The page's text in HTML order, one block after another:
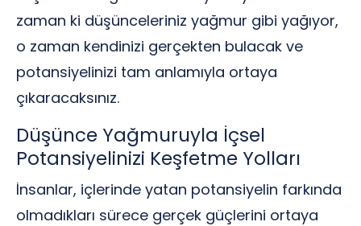
zaman ki düşünceleriniz yağmur gibi yağıyor,
o zaman kendinizi gerçekten bulacak ve
potansiyelinizi tam anlamıyla ortaya
çıkaracaksınız.
Düşünce Yağmuruyla İçsel
Potansiyelinizi Keşfetme Yolları
İnsanlar, içlerinde yatan potansiyelin farkında
olmadıkları sürece gerçek güçlerini ortaya